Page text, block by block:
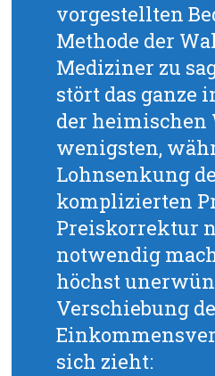
vorgestellten
Methode der
Mediziner zu
stört das ganze
der heimischen
wenigsten,
Lohnsenkung
komplizierten
Preiskorrektur
notwendig
höchst
Verschiebung
sich zieht: